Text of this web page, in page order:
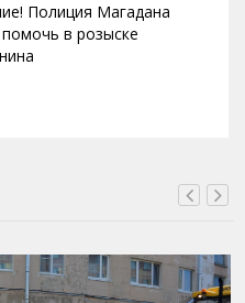
Полиция Магадана
в розыске